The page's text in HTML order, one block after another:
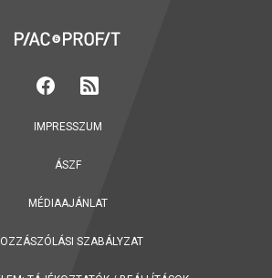
IMPRESSZUM
ÁSZF
MÉDIAAJÁNLAT
SZABÁLYZAT